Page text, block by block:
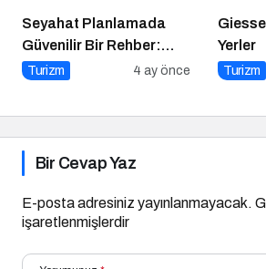
Seyahat Planlamada
Güvenilir Bir Rehber:
Tripcoholic
Turizm 4 ay önce
Yerler
Turizm
Bir Cevap Yaz
E-posta adresiniz yayınlanmayacak.
işaretlenmişlerdir